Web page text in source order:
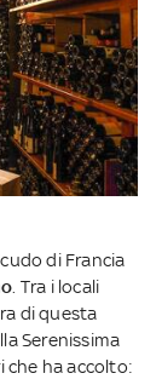
di Francia
. Tra i locali
di questa
Serenissima
che ha accolto: